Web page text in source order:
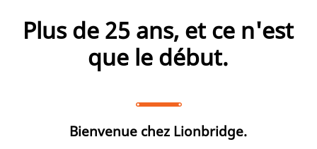
Plus de 25 ans, et ce n'est
que le début.
Bienvenue chez Lionbridge.